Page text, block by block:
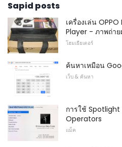
Sapid posts
เครื่องเล่น
Player - ภาพถ่า
โฮมเธียเตอร์
ค้นหาเหมือน
เว็บ & ค้นหา
การใช้
Operators
แม็ค